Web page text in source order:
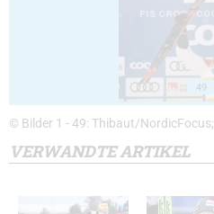
49
© Bilder 1 - 49: Thibaut/NordicFocus;
VERWANDTE ARTIKEL